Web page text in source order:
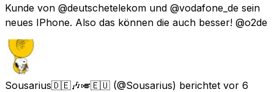
Kunde von @deutschetelekom und @vodafone_de sein
neues IPhone. Also das können die auch besser! @o2de
Sousarius🇩🇪🎶🎺🇪🇺 (@Sousarius) berichtet vor 6